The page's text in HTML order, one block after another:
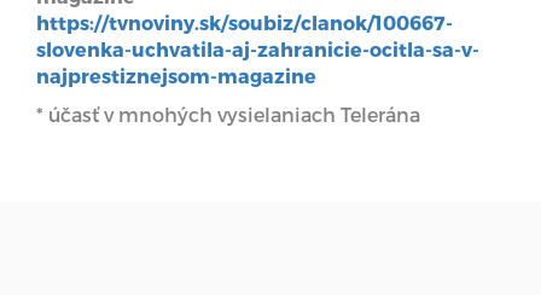
https://tvnoviny.sk/soubiz/clanok/100667-
slovenka-uchvatila-aj-zahranicie-ocitla-sa-v-
najprestiznejsom-magazine
* účasť v mnohých vysielaniach Telerána